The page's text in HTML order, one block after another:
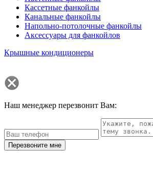
Кассетные фанкойлы
Канальные фанкойлы
Напольно-потолочные фанкойлы
Аксессуары для фанкойлов
Крышные кондиционеры
Наш менеджер перезвонит Вам:
Перезвоните мне